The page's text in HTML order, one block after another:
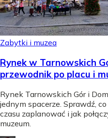
Zabytki i muzea
Rynek w Tarnowskich
przewodnik po placu i
Rynek Tarnowskich Gór i
jednym spacerze. Sprawdź,
czasu zaplanować i jak
muzeum.